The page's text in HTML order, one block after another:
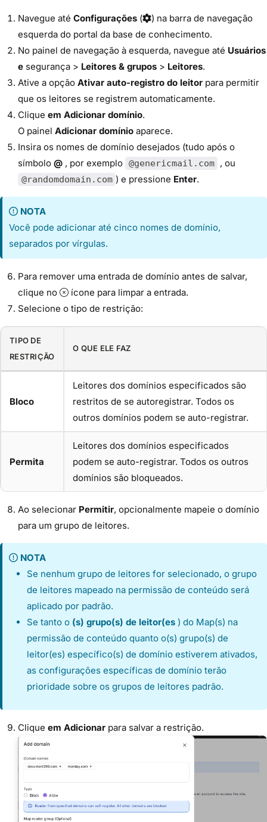
Navegue até Configurações (
) na barra de navegação
esquerda do portal da base de conhecimento.
No painel de navegação à esquerda, navegue até Usuários
e segurança > Leitores & grupos > Leitores.
Ative a opção Ativar auto-registro do leitor para permitir
que os leitores se registrem automaticamente.
Clique em Adicionar domínio.
O painel Adicionar domínio aparece.
Insira os nomes de domínio desejados (tudo após o
símbolo @ , por exemplo @genericmail.com , ou
@randomdomain.com ) e pressione Enter.
NOTA
Você pode adicionar até cinco nomes de domínio,
separados por vírgulas.
Para remover uma entrada de domínio antes de salvar,
clique no
ícone para limpar a entrada.
Selecione o tipo de restrição:
TIPO DE
RESTRIÇÃO
O QUE ELE FAZ
Bloco
Leitores dos domínios especificados são
restritos de se autoregistrar. Todos os
outros domínios podem se auto-registrar.
Permita
Leitores dos domínios especificados
podem se auto-registrar. Todos os outros
domínios são bloqueados.
Ao selecionar Permitir, opcionalmente mapeie o domínio
para um grupo de leitores.
NOTA
Se nenhum grupo de leitores for selecionado, o grupo
de leitores mapeado na permissão de conteúdo será
aplicado por padrão.
Se tanto o (s) grupo(s) de leitor(es ) do Map(s) na
permissão de conteúdo quanto o(s) grupo(s) de
leitor(es) específico(s) de domínio estiverem ativados,
as configurações específicas de domínio terão
prioridade sobre os grupos de leitores padrão.
Clique em Adicionar para salvar a restrição.